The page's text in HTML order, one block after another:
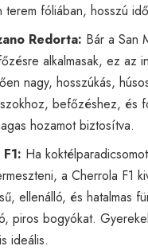
terem fóliában, hosszú
Redorta: Bár a San
alkalmasak, ez az
nagy, hosszúkás,
befőzéshez, és
hozamot biztosítva.
Ha
a Cherrola F1
ellenálló, és hatalmas
piros bogyókat.
ideális.